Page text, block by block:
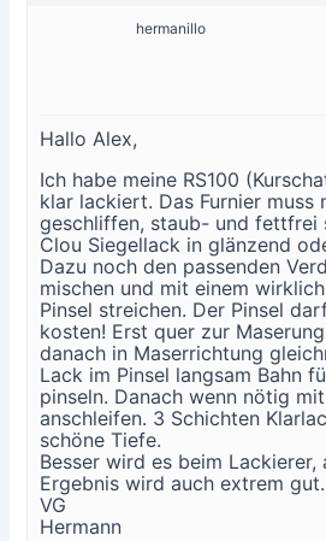
hermanillo
Hallo Alex,
Ich habe meine RS100
klar lackiert. Das Furnier muss
geschliffen, staub- und fettfrei
Clou Siegellack in glänzend
Dazu noch den passenden
mischen und mit einem
Pinsel streichen. Der Pinsel
kosten! Erst quer zur
danach in Maserrichtung
Lack im Pinsel langsam Bahn
pinseln. Danach wenn nötig
anschleifen. 3 Schichten
schöne Tiefe.
Besser wird es beim Lackierer,
Ergebnis wird auch extrem gut.
VG
Hermann